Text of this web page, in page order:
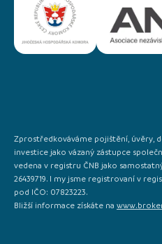
Zprostředkováváme pojištění, úvěry,
investice jako vázaný zástupce
vedena v registru ČNB jako
26439719. I my jsme registrovaní v
pod IČO: 07823223.
Bližší informace získáte na